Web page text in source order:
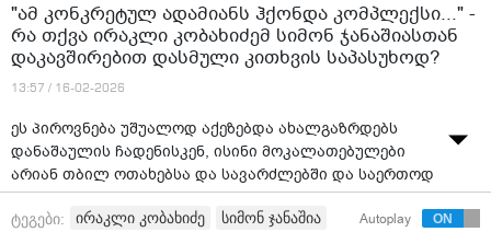
"ამ კონკრეტულ ადამიანს ჰქონდა კომპლექსი..." -
რა თქვა ირაკლი კობახიძემ სიმონ ჯანაშიასთან
დაკავშირებით დასმული კითხვის საპასუხოდ?
13:57 / 16-02-2026
ეს პიროვნება უშუალოდ აქეზებდა ახალგაზრდებს
დანაშაულის ჩადენისკენ, ისინი მოკალათებულები
არიან თბილ ოთახებსა და სავარძლებში და საერთოდ
არ აწუხებთ ის, რომ მათ გამო, მათ მიერ მოტყუებული
ახალგაზრდები დღეს სხედან ციხეში, - ამის შესახებ
ტეგები: ირაკლი კობახიძე სიმონ ჯანაშია Autoplay